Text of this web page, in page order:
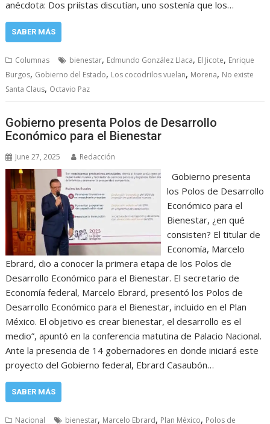
anécdota: Dos priístas discutían, uno sostenía que los…
SABER MÁS
Columnas bienestar, Edmundo González Llaca, El Jicote, Enrique
Burgos, Gobierno del Estado, Los cocodrilos vuelan, Morena, No existe
Santa Claus, Octavio Paz
Gobierno presenta Polos de Desarrollo
Económico para el Bienestar
June 27, 2025 Redacción
Gobierno presenta
los Polos de Desarrollo
Económico para el
Bienestar, ¿en qué
consisten? El titular de
Economía, Marcelo
Ebrard, dio a conocer la primera etapa de los Polos de
Desarrollo Económico para el Bienestar. El secretario de
Economía federal, Marcelo Ebrard, presentó los Polos de
Desarrollo Económico para el Bienestar, incluido en el Plan
México. El objetivo es crear bienestar, el desarrollo es el
medio”, apuntó en la conferencia matutina de Palacio Nacional.
Ante la presencia de 14 gobernadores en donde iniciará este
proyecto del Gobierno federal, Ebrard Casaubón…
SABER MÁS
Nacional bienestar, Marcelo Ebrard, Plan México, Polos de